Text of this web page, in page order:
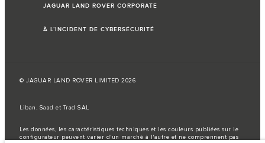
JAGUAR LAND ROVER CORPORATE
À L’INCIDENT DE CYBERSÉCURITÉ
© JAGUAR LAND ROVER LIMITED 2026
Liban, Saad et Trad SAL
Les données, les caractéristiques techniques et les couleurs publiées sur le
configurateur peuvent varier d'un marché à l'autre et ne comprennent pas